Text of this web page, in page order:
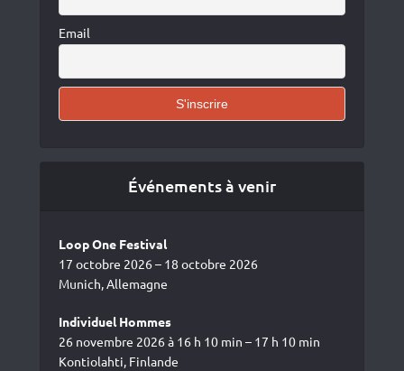
Email
Événements à venir
Loop One Festival
17 octobre 2026 – 18 octobre 2026
Munich, Allemagne
Individuel Hommes
26 novembre 2026 à 16 h 10 min – 17 h 10 min
Kontiolahti, Finlande